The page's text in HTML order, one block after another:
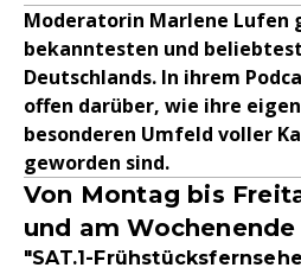
Moderatorin Marlene Lufen
bekanntesten und
Deutschlands. In ihrem
offen darüber, wie ihre
besonderen Umfeld voller
geworden sind.
Von Montag bis
und am
"SAT.1-